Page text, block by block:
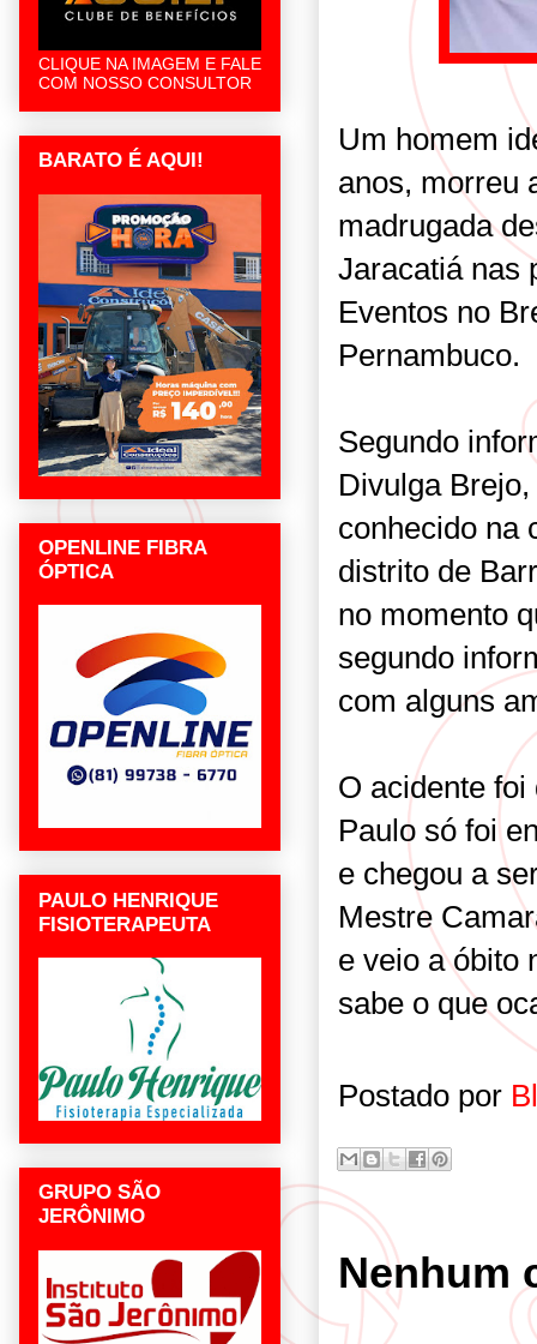
Um homem
anos, morreu
madrugada
Jaracatiá nas
Eventos no
Pernambuco.
Segundo
Divulga
conhecido na
distrito de
no momento
segundo
com alguns
O acidente
Paulo só foi
e chegou a
Mestre
e veio a óbito
sabe o que
Postado por
Nenhum
CLIQUE NA IMAGEM E FALE
COM NOSSO CONSULTOR
BARATO É AQUI!
OPENLINE FIBRA
ÓPTICA
PAULO HENRIQUE
FISIOTERAPEUTA
GRUPO SÃO
JERÔNIMO